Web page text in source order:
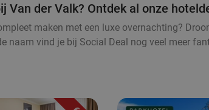
Van der Valk? Ontdek al onze
maken met een luxe overnachting?
naam vind je bij Social Deal nog veel meer